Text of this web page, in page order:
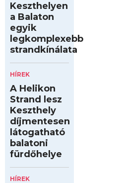
Keszthelyen
a Balaton
egyik
legkomplexebb
strandkínálata
HÍREK
A Helikon
Strand lesz
Keszthely
díjmentesen
látogatható
balatoni
fürdőhelye
HÍREK